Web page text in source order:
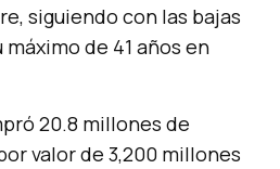
siguiendo con las bajas
de 41 años en
20.8 millones de
valor de 3,200 millones